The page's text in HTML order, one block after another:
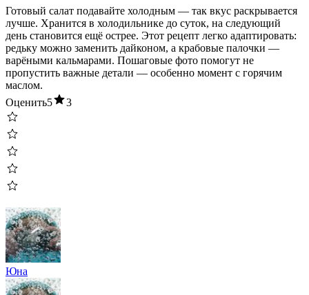
Готовый салат подавайте холодным — так вкус раскрывается
лучше. Хранится в холодильнике до суток, на следующий
день становится ещё острее. Этот рецепт легко адаптировать:
редьку можно заменить дайконом, а крабовые палочки —
варёными кальмарами. Пошаговые фото помогут не
пропустить важные детали — особенно момент с горячим
маслом.
Оценить5 3
Юна